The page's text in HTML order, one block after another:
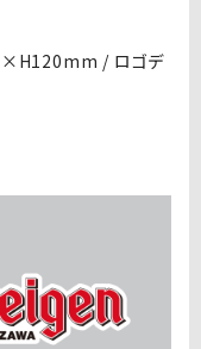
× H120mm / ロゴデ